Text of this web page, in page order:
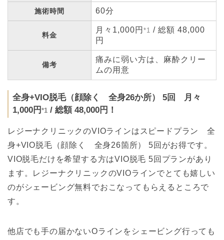
施術時間 60分
料金
月々1,000円 *1 / 総額 48,000
円
備考
痛みに弱い方は、麻酔クリー
ムの用意
全身+VIO脱毛（顔除く 全身26か所） 5回 月々
1,000円 *1 / 総額 48,000円！
レジーナクリニックのVIOラインはスピードプラン 全
身+VIO脱毛（顔除く 全身26箇所） 5回がお得です。
VIO脱毛だけを希望する方はVIO脱毛 5回プランがあり
ます。レジーナクリニックのVIOラインでとても嬉しい
のがシェービング無料でおこなってもらえるところで
す。
他店でも手の届かないOラインをシェービング行っても